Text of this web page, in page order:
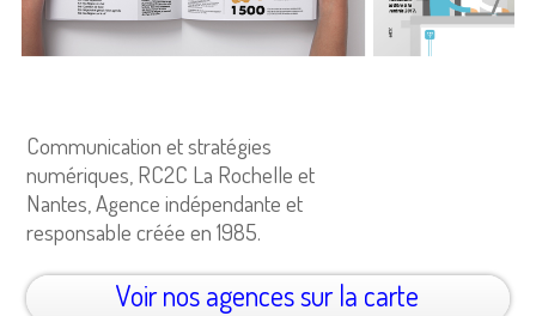
Communication et stratégies
numériques, RC2C La Rochelle et
Nantes, Agence indépendante et
responsable créée en 1985.
Voir nos agences sur la carte